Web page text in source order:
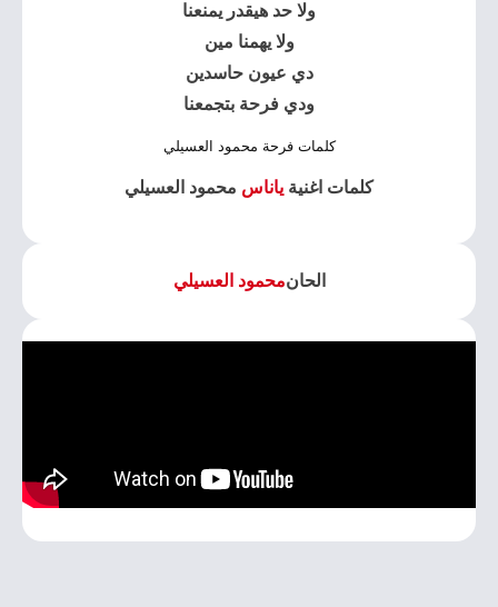
ولا حد هيقدر يمنعنا
ولا يهمنا مين
دي عيون حاسدين
ودي فرحة بتجمعنا
كلمات فرحة محمود العسيلي
كلمات اغنية ياناس محمود العسيلي
الحانمحمود العسيلي